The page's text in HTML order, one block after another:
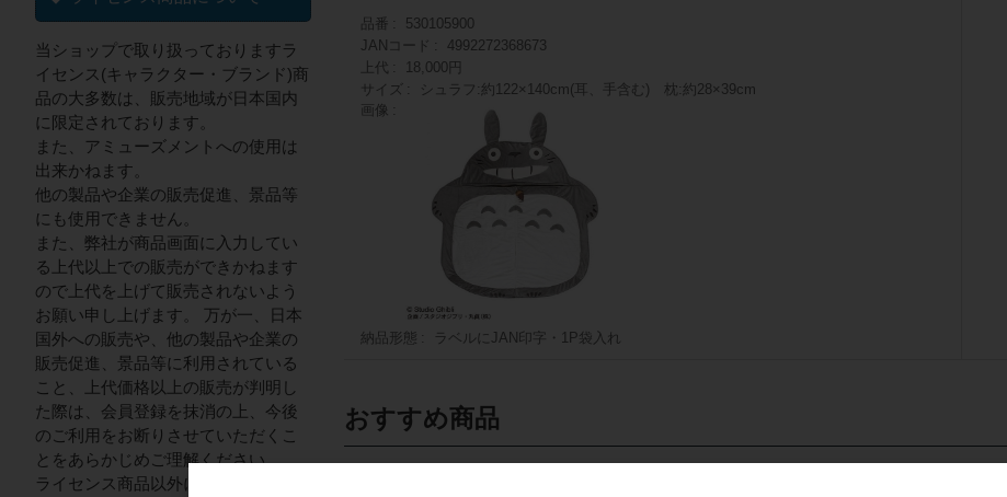
品番
530105900
JANコード
4992272368673
上代
18,000円
サイズ
シュラフ:約122×140cm(耳、手含む) 枕:約28×39cm
画像
納品形態 ラベルにJAN印字・1P袋入れ
おすすめ商品
当ショップで取り扱っておりますラ
イセンス(キャラクター・ブランド)商
品の大多数は、販売地域が日本国内
に限定されております。
また、アミューズメントへの使用は
出来かねます。
他の製品や企業の販売促進、景品等
にも使用できません。
また、弊社が商品画面に入力してい
る上代以上での販売ができかねます
ので上代を上げて販売されないよう
お願い申し上げます。 万が一、日本
国外への販売や、他の製品や企業の
販売促進、景品等に利用されている
こと、上代価格以上の販売が判明し
た際は、会員登録を抹消の上、今後
のご利用をお断りさせていただくこ
とをあらかじめご理解ください。
ライセンス商品以外についてはこの